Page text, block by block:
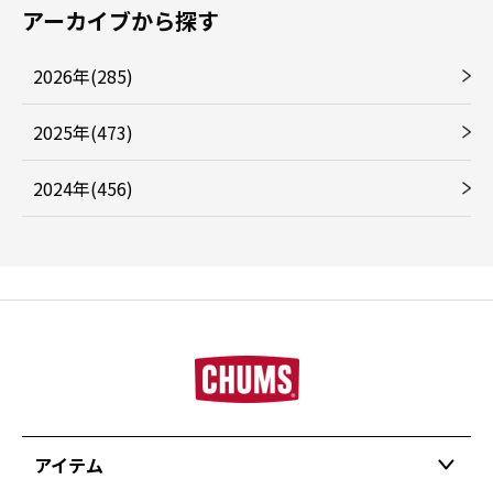
アーカイブから探す
2026年(285)
2025年(473)
2024年(456)
アイテム